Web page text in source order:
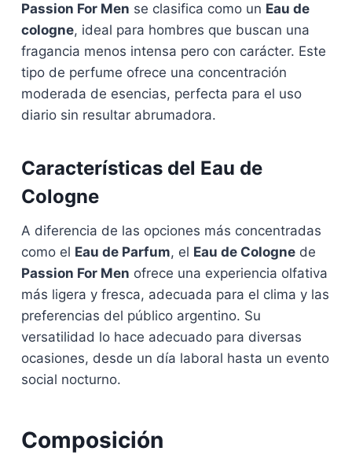
Passion For Men se clasifica como un Eau de
cologne, ideal para hombres que buscan una
fragancia menos intensa pero con carácter. Este
tipo de perfume ofrece una concentración
moderada de esencias, perfecta para el uso
diario sin resultar abrumadora.
Características del Eau de
Cologne
A diferencia de las opciones más concentradas
como el Eau de Parfum, el Eau de Cologne de
Passion For Men ofrece una experiencia olfativa
más ligera y fresca, adecuada para el clima y las
preferencias del público argentino. Su
versatilidad lo hace adecuado para diversas
ocasiones, desde un día laboral hasta un evento
social nocturno.
Composición